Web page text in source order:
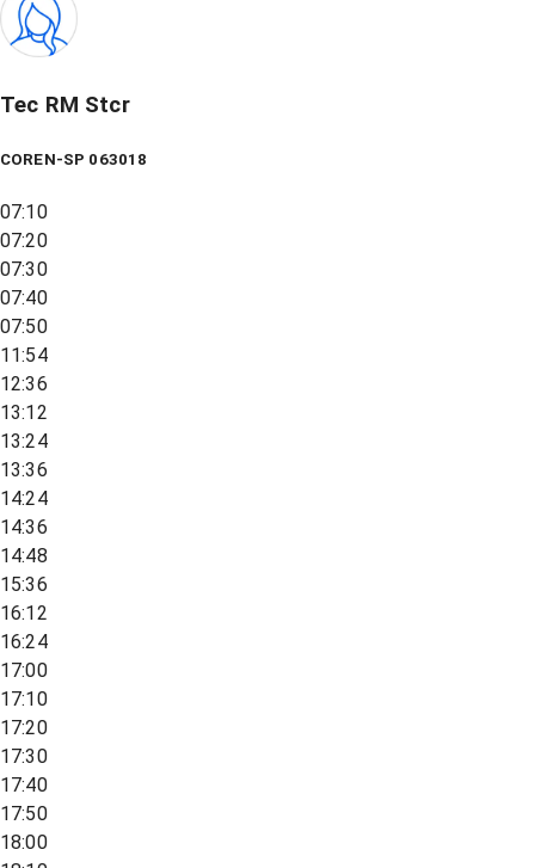
Tec RM Stcr
COREN-SP 063018
07:10
07:20
07:30
07:40
07:50
11:54
12:36
13:12
13:24
13:36
14:24
14:36
14:48
15:36
16:12
16:24
17:00
17:10
17:20
17:30
17:40
17:50
18:00